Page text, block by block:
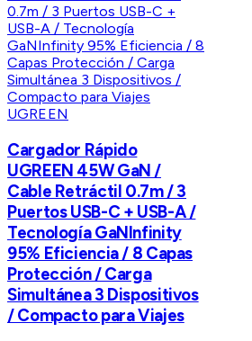
UGREEN
Cargador Rápido
UGREEN 45W GaN /
Cable Retráctil 0.7m / 3
Puertos USB-C + USB-A /
Tecnología GaNInfinity
95% Eficiencia / 8 Capas
Protección / Carga
Simultánea 3 Dispositivos
/ Compacto para Viajes